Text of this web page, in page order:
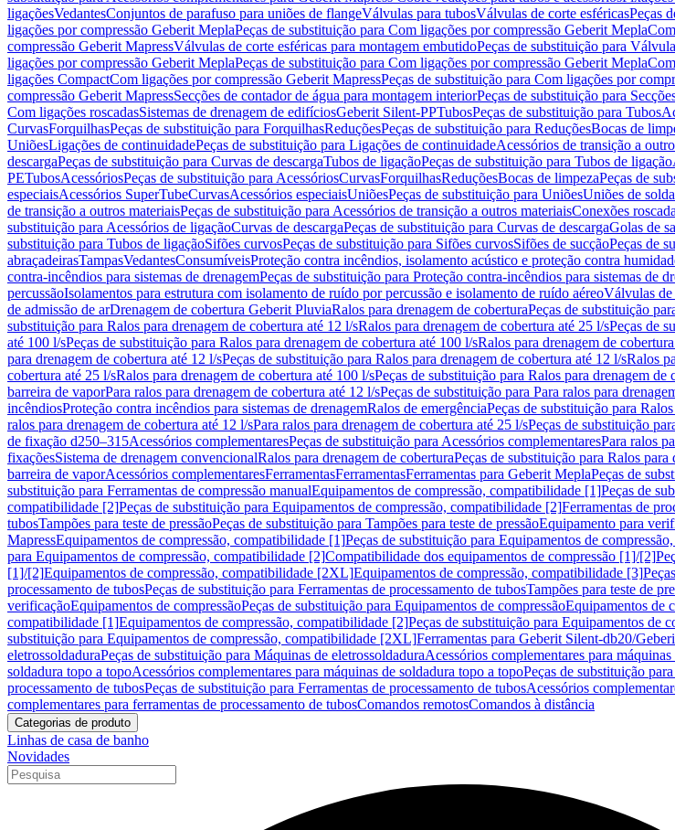
ligaçõesVedantesConjuntos de parafuso para uniões de flangeVálvulas para tubosVálvulas de corte esféricasPeças
ligações por compressão Geberit MeplaPeças de substituição para Com ligações por compressão Geberit Mepla
compressão Geberit MapressVálvulas de corte esféricas para montagem embutidoPeças de substituição para
ligações por compressão Geberit MeplaPeças de substituição para Com ligações por compressão Geberit Mepla
ligações CompactCom ligações por compressão Geberit MapressPeças de substituição para Com ligações por
compressão Geberit MapressSecções de contador de água para montagem interiorPeças de substituição para
Com ligações roscadasSistemas de drenagem de edifíciosGeberit Silent-PPTubosPeças de substituição para Tubos
CurvasForquilhasPeças de substituição para ForquilhasReduçõesPeças de substituição para ReduçõesBocas de
UniõesLigações de continuidadePeças de substituição para Ligações de continuidadeAcessórios de transição a
descargaPeças de substituição para Curvas de descargaTubos de ligaçãoPeças de substituição para Tubos de ligação
PETubosAcessóriosPeças de substituição para AcessóriosCurvasForquilhasReduçõesBocas de limpezaPeças de
especiaisAcessórios SuperTubeCurvasAcessórios especiaisUniõesPeças de substituição para UniõesUniões de
de transição a outros materiaisPeças de substituição para Acessórios de transição a outros materiaisConexões
substituição para Acessórios de ligaçãoCurvas de descargaPeças de substituição para Curvas de descargaGolas de
substituição para Tubos de ligaçãoSifões curvosPeças de substituição para Sifões curvosSifões de sucçãoPeças de
abraçadeirasTampasVedantesConsumíveisProteção contra incêndios, isolamento acústico e proteção contra
contra-incêndios para sistemas de drenagemPeças de substituição para Proteção contra-incêndios para sistemas de
percussãoIsolamentos para estrutura com isolamento de ruído por percussão e isolamento de ruído aéreoVálvulas de
de admissão de arDrenagem de cobertura Geberit PluviaRalos para drenagem de coberturaPeças de substituição
substituição para Ralos para drenagem de cobertura até 12 l/sRalos para drenagem de cobertura até 25 l/sPeças de
até 100 l/sPeças de substituição para Ralos para drenagem de cobertura até 100 l/sRalos para drenagem de
para drenagem de cobertura até 12 l/sPeças de substituição para Ralos para drenagem de cobertura até 12 l/sRalos
cobertura até 25 l/sRalos para drenagem de cobertura até 100 l/sPeças de substituição para Ralos para drenagem de
barreira de vaporPara ralos para drenagem de cobertura até 12 l/sPeças de substituição para Para ralos para
incêndiosProteção contra incêndios para sistemas de drenagemRalos de emergênciaPeças de substituição para
ralos para drenagem de cobertura até 12 l/sPara ralos para drenagem de cobertura até 25 l/sPeças de substituição
de fixação d250–315Acessórios complementaresPeças de substituição para Acessórios complementaresPara ralos
fixaçõesSistema de drenagem convencionalRalos para drenagem de coberturaPeças de substituição para Ralos para
barreira de vaporAcessórios complementaresFerramentasFerramentasFerramentas para Geberit MeplaPeças de
substituição para Ferramentas de compressão manualEquipamentos de compressão, compatibilidade [1]Peças de
compatibilidade [2]Peças de substituição para Equipamentos de compressão, compatibilidade [2]Ferramentas de
tubosTampões para teste de pressãoPeças de substituição para Tampões para teste de pressãoEquipamento para
MapressEquipamentos de compressão, compatibilidade [1]Peças de substituição para Equipamentos de
para Equipamentos de compressão, compatibilidade [2]Compatibilidade dos equipamentos de compressão [1]/[2]
[1]/[2]Equipamentos de compressão, compatibilidade [2XL]Equipamentos de compressão, compatibilidade [3]
processamento de tubosPeças de substituição para Ferramentas de processamento de tubosTampões para teste de
verificaçãoEquipamentos de compressãoPeças de substituição para Equipamentos de compressãoEquipamentos de
compatibilidade [1]Equipamentos de compressão, compatibilidade [2]Peças de substituição para Equipamentos de
substituição para Equipamentos de compressão, compatibilidade [2XL]Ferramentas para Geberit Silent-db20/
eletrossoldaduraPeças de substituição para Máquinas de eletrossoldaduraAcessórios complementares para
soldadura topo a topoAcessórios complementares para máquinas de soldadura topo a topoPeças de substituição
processamento de tubosPeças de substituição para Ferramentas de processamento de tubosAcessórios
complementares para ferramentas de processamento de tubosComandos remotosComandos à distância
Categorias de produto
Linhas de casa de banho
Novidades